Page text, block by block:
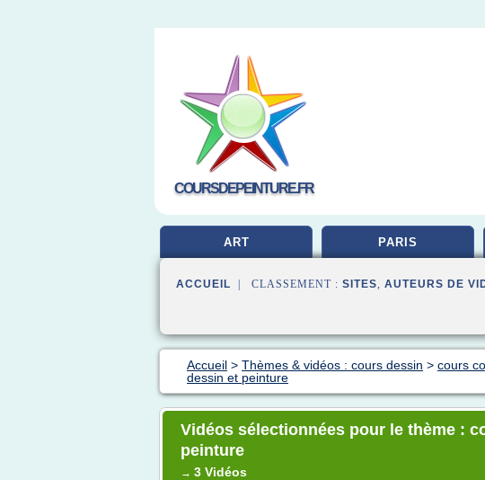
COURSDEPEINTURE.FR
ART PARIS
ACCUEIL | CLASSEMENT : SITES, AUTEURS DE
Accueil > Thèmes & vidéos : cours dessin > cours
dessin et peinture
Vidéos sélectionnées pour le thème :
peinture
→ 3 Vidéos